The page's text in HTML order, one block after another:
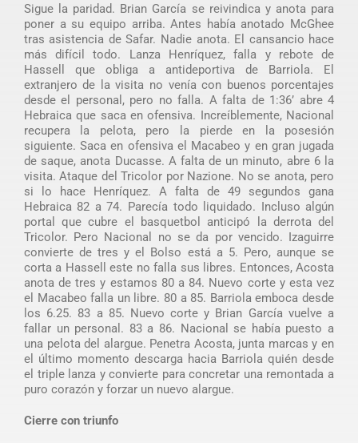
Sigue la paridad. Brian García se reivindica y anota para
poner a su equipo arriba. Antes había anotado McGhee
tras asistencia de Safar. Nadie anota. El cansancio hace
más difícil todo. Lanza Henríquez, falla y rebote de
Hassell que obliga a antideportiva de Barriola. El
extranjero de la visita no venía con buenos porcentajes
desde el personal, pero no falla. A falta de 1:36’ abre 4
Hebraica que saca en ofensiva. Increíblemente, Nacional
recupera la pelota, pero la pierde en la posesión
siguiente. Saca en ofensiva el Macabeo y en gran jugada
de saque, anota Ducasse. A falta de un minuto, abre 6 la
visita. Ataque del Tricolor por Nazione. No se anota, pero
si lo hace Henríquez. A falta de 49 segundos gana
Hebraica 82 a 74. Parecía todo liquidado. Incluso algún
portal que cubre el basquetbol anticipó la derrota del
Tricolor. Pero Nacional no se da por vencido. Izaguirre
convierte de tres y el Bolso está a 5. Pero, aunque se
corta a Hassell este no falla sus libres. Entonces, Acosta
anota de tres y estamos 80 a 84. Nuevo corte y esta vez
el Macabeo falla un libre. 80 a 85. Barriola emboca desde
los 6.25. 83 a 85. Nuevo corte y Brian García vuelve a
fallar un personal. 83 a 86. Nacional se había puesto a
una pelota del alargue. Penetra Acosta, junta marcas y en
el último momento descarga hacia Barriola quién desde
el triple lanza y convierte para concretar una remontada a
puro corazón y forzar un nuevo alargue.
Cierre con triunfo